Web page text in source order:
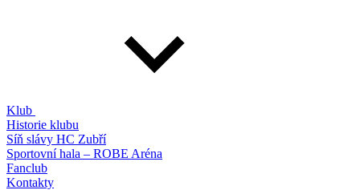
Klub
Historie klubu
Síň slávy HC Zubří
Sportovní hala – ROBE Aréna
Fanclub
Kontakty